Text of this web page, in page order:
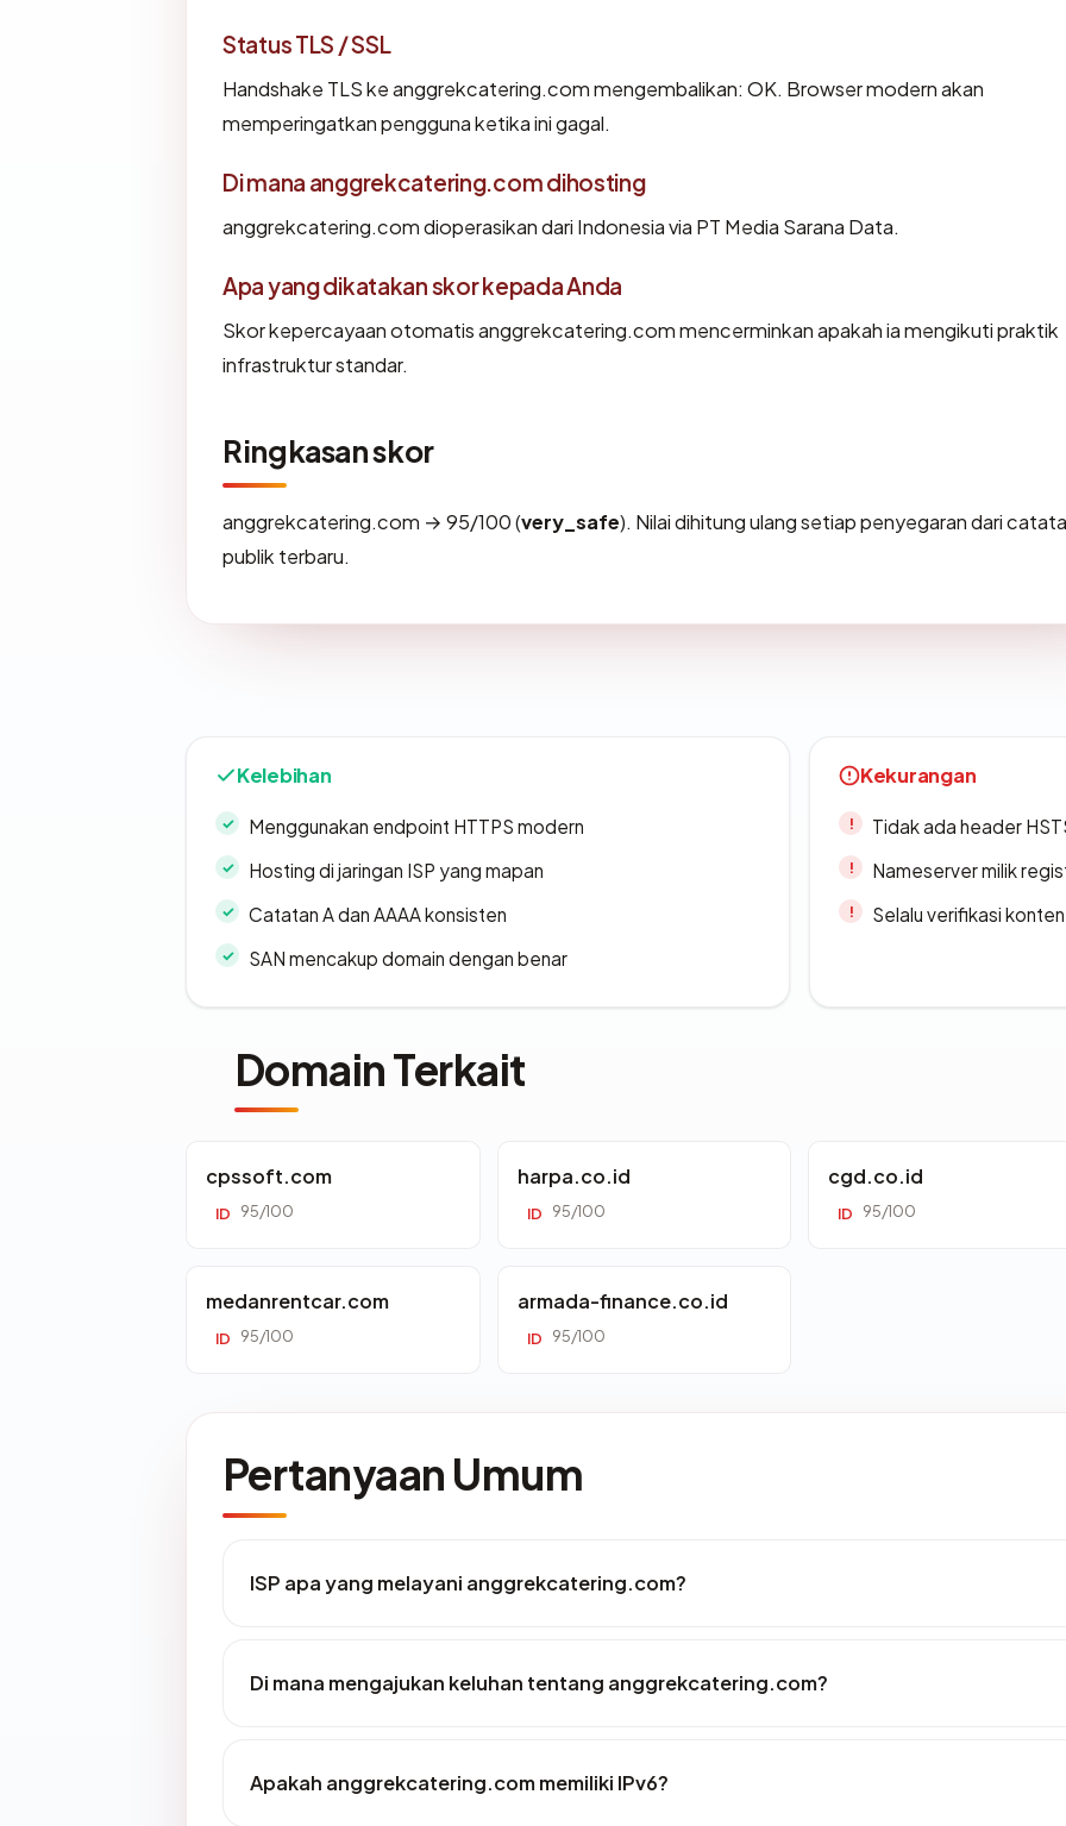
Status TLS / SSL
Handshake TLS ke anggrekcatering.com mengembalikan: OK. Browser modern akan
memperingatkan pengguna ketika ini gagal.
Di mana anggrekcatering.com dihosting
anggrekcatering.com dioperasikan dari Indonesia via PT Media Sarana Data.
Apa yang dikatakan skor kepada Anda
Skor kepercayaan otomatis anggrekcatering.com mencerminkan apakah ia mengikuti praktik
infrastruktur standar.
Ringkasan skor
anggrekcatering.com → 95/100 (very_safe). Nilai dihitung ulang setiap penyegaran dari
publik terbaru.
Kelebihan
Menggunakan endpoint HTTPS modern
Hosting di jaringan ISP yang mapan
Catatan A dan AAAA konsisten
SAN mencakup domain dengan benar
Kekurangan
Tidak ada header
Nameserver milik
Selalu verifikasi
Domain Terkait
cpssoft.com
ID 95/100
harpa.co.id
ID 95/100
cgd.co.id
ID 95/100
medanrentcar.com
ID 95/100
armada-finance.co.id
ID 95/100
Pertanyaan Umum
ISP apa yang melayani anggrekcatering.com?
Di mana mengajukan keluhan tentang anggrekcatering.com?
Apakah anggrekcatering.com memiliki IPv6?